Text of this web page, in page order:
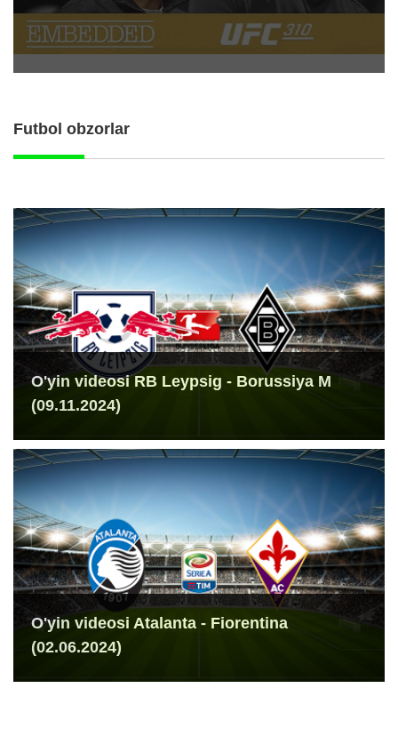
Futbol obzorlar
O'yin videosi RB Leypsig - Borussiya M
(09.11.2024)
O'yin videosi Atalanta - Fiorentina
(02.06.2024)